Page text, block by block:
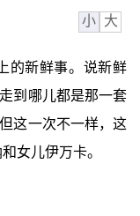
小 大
的新鲜事。说新鲜
到哪儿都是那一套
这一次不一样，这
女儿伊万卡。